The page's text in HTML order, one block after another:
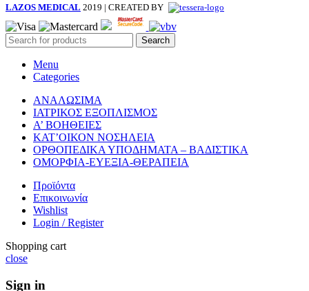
LAZOS MEDICAL 2019 | CREATED BY
Search
Menu
Categories
ΑΝΑΛΩΣΙΜΑ
ΙΑΤΡΙΚΟΣ ΕΞΟΠΛΙΣΜΟΣ
Α’ ΒΟΗΘΕΙΕΣ
ΚΑΤ’ΟΙΚΟΝ ΝΟΣΗΛΕΙΑ
ΟΡΘΟΠΕΔΙΚΑ ΥΠΟΔΗΜΑΤΑ – ΒΑΔΙΣΤΙΚΑ
ΟΜΟΡΦΙΑ-ΕΥΕΞΙΑ-ΘΕΡΑΠΕΙΑ
Προϊόντα
Επικοινωνία
Wishlist
Login / Register
Shopping cart
close
Sign in